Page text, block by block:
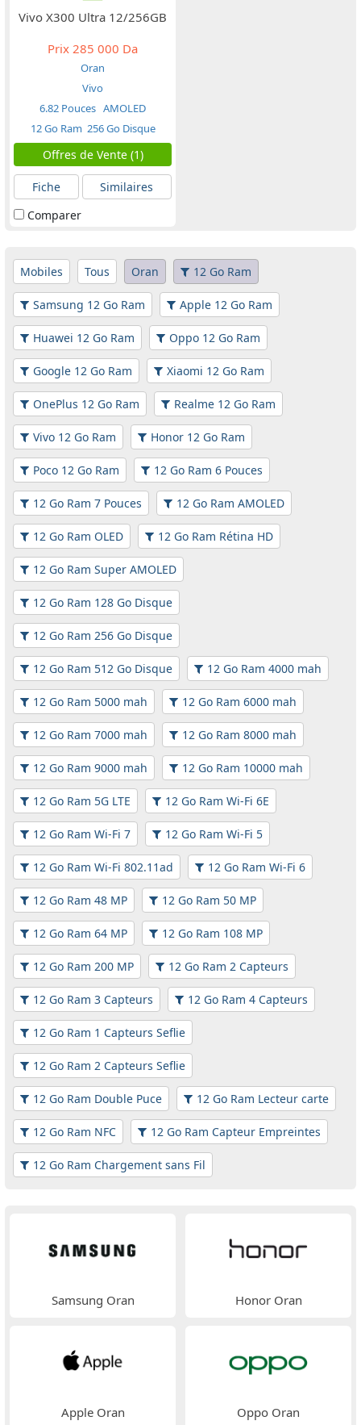
Vivo X300 Ultra 12/256GB
Prix 285 000 Da
Oran
Vivo
6.82 Pouces AMOLED
12 Go Ram 256 Go Disque
Offres de Vente (1)
Fiche
Similaires
Comparer
Mobiles Tous Oran 12 Go Ram
Samsung 12 Go Ram Apple 12 Go Ram
Huawei 12 Go Ram Oppo 12 Go Ram
Google 12 Go Ram Xiaomi 12 Go Ram
OnePlus 12 Go Ram Realme 12 Go Ram
Vivo 12 Go Ram Honor 12 Go Ram
Poco 12 Go Ram 12 Go Ram 6 Pouces
12 Go Ram 7 Pouces 12 Go Ram AMOLED
12 Go Ram OLED 12 Go Ram Rétina HD
12 Go Ram Super AMOLED
12 Go Ram 128 Go Disque
12 Go Ram 256 Go Disque
12 Go Ram 512 Go Disque 12 Go Ram 4000 mah
12 Go Ram 5000 mah 12 Go Ram 6000 mah
12 Go Ram 7000 mah 12 Go Ram 8000 mah
12 Go Ram 9000 mah 12 Go Ram 10000 mah
12 Go Ram 5G LTE 12 Go Ram Wi-Fi 6E
12 Go Ram Wi-Fi 7 12 Go Ram Wi-Fi 5
12 Go Ram Wi-Fi 802.11ad 12 Go Ram Wi-Fi 6
12 Go Ram 48 MP 12 Go Ram 50 MP
12 Go Ram 64 MP 12 Go Ram 108 MP
12 Go Ram 200 MP 12 Go Ram 2 Capteurs
12 Go Ram 3 Capteurs 12 Go Ram 4 Capteurs
12 Go Ram 1 Capteurs Seflie
12 Go Ram 2 Capteurs Seflie
12 Go Ram Double Puce 12 Go Ram Lecteur carte
12 Go Ram NFC 12 Go Ram Capteur Empreintes
12 Go Ram Chargement sans Fil
Samsung Oran Honor Oran
Apple Oran Oppo Oran